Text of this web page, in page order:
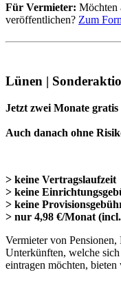
Für Vermieter: Möchten
veröffentlichen? Zum
Lünen |
Jetzt zwei Monate gratis
Auch danach ohne
> keine Vertragslaufzeit
> keine
> keine
> nur 4,98 €/Monat
Vermieter von
Unterkünften, welche
eintragen möchten, bieten